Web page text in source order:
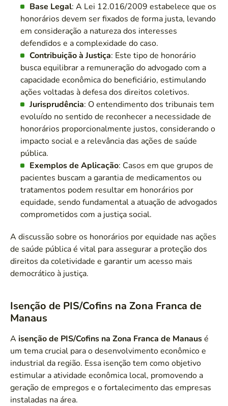
Base Legal: A Lei 12.016/2009 estabelece que os
honorários devem ser fixados de forma justa, levando
em consideração a natureza dos interesses
defendidos e a complexidade do caso.
Contribuição à Justiça: Este tipo de honorário
busca equilibrar a remuneração do advogado com a
capacidade econômica do beneficiário, estimulando
ações voltadas à defesa dos direitos coletivos.
Jurisprudência: O entendimento dos tribunais tem
evoluído no sentido de reconhecer a necessidade de
honorários proporcionalmente justos, considerando o
impacto social e a relevância das ações de saúde
pública.
Exemplos de Aplicação: Casos em que grupos de
pacientes buscam a garantia de medicamentos ou
tratamentos podem resultar em honorários por
equidade, sendo fundamental a atuação de advogados
comprometidos com a justiça social.
A discussão sobre os honorários por equidade nas ações
de saúde pública é vital para assegurar a proteção dos
direitos da coletividade e garantir um acesso mais
democrático à justiça.
Isenção de PIS/Cofins na Zona Franca de
Manaus
A isenção de PIS/Cofins na Zona Franca de Manausé
um tema crucial para o desenvolvimento econômico e
industrial da região. Essa isenção tem como objetivo
estimular a atividade econômica local, promovendo a
geração de empregos e o fortalecimento das empresas
instaladas na área.